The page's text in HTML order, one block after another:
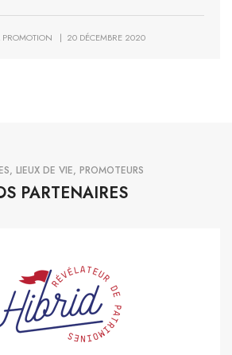
PROMOTION | 20 DÉCEMBRE 2020
LIEUX DE VIE, PROMOTEURS
PARTENAIRES